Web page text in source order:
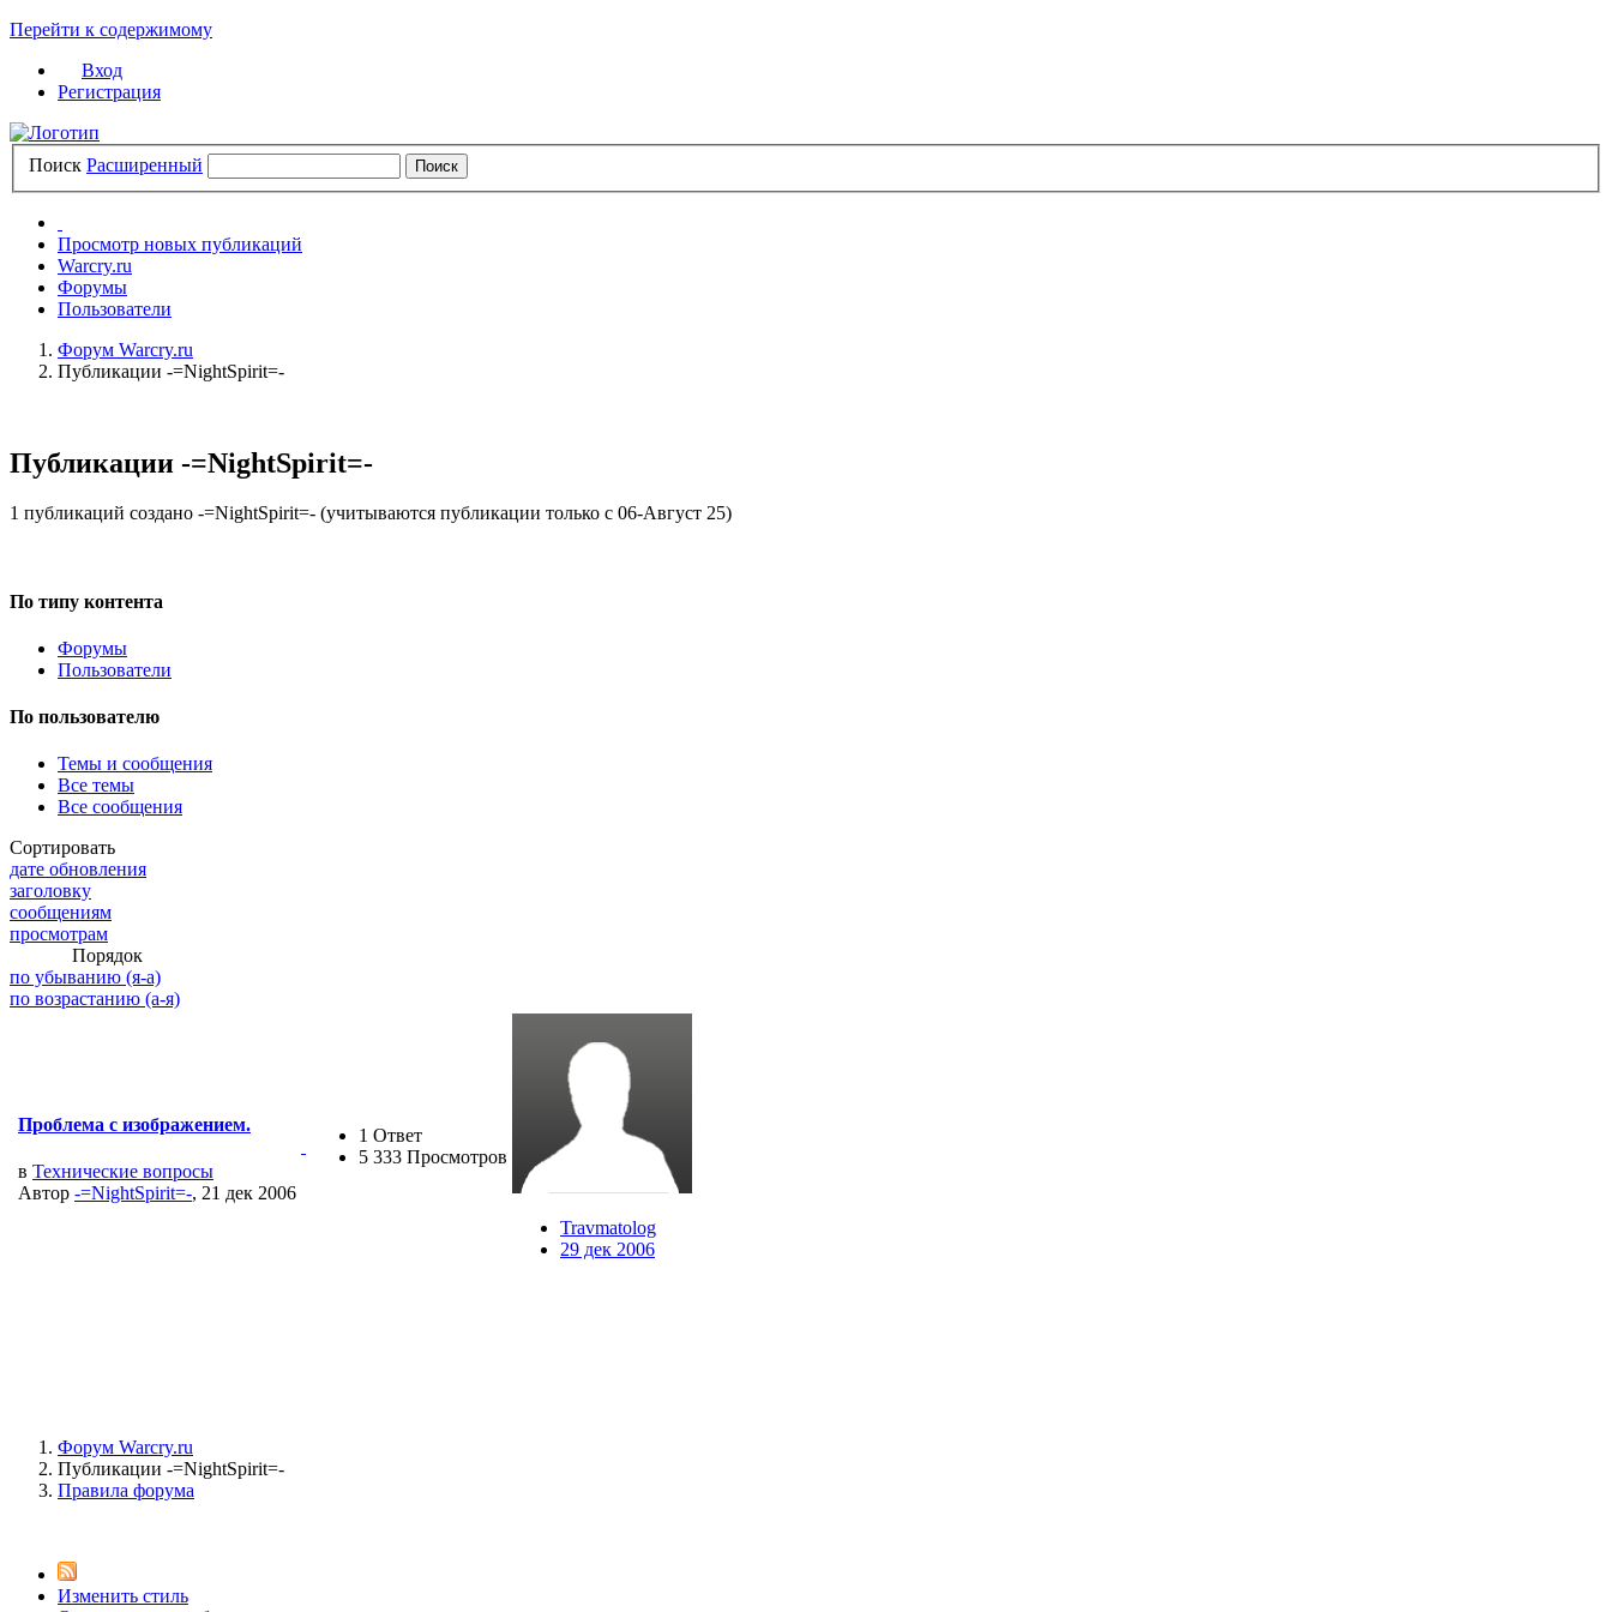
Перейти к содержимому
Вход
Регистрация
Поиск Расширенный
Просмотр новых публикаций
Warcry.ru
Форумы
Пользователи
Форум Warcry.ru
Публикации -=NightSpirit=-
Публикации -=NightSpirit=-
1 публикаций создано -=NightSpirit=- (учитываются публикации только с 06-Август 25)
По типу контента
Форумы
Пользователи
По пользователю
Темы и сообщения
Все темы
Все сообщения
Сортировать
дате обновления
заголовку
сообщениям
просмотрам
Порядок
по убыванию (я-а)
по возрастанию (а-я)
Проблема с изображением.
в Технические вопросы
Автор -=NightSpirit=-, 21 дек 2006
1 Ответ
5 333 Просмотров
Travmatolog
29 дек 2006
Форум Warcry.ru
Публикации -=NightSpirit=-
Правила форума
Изменить стиль